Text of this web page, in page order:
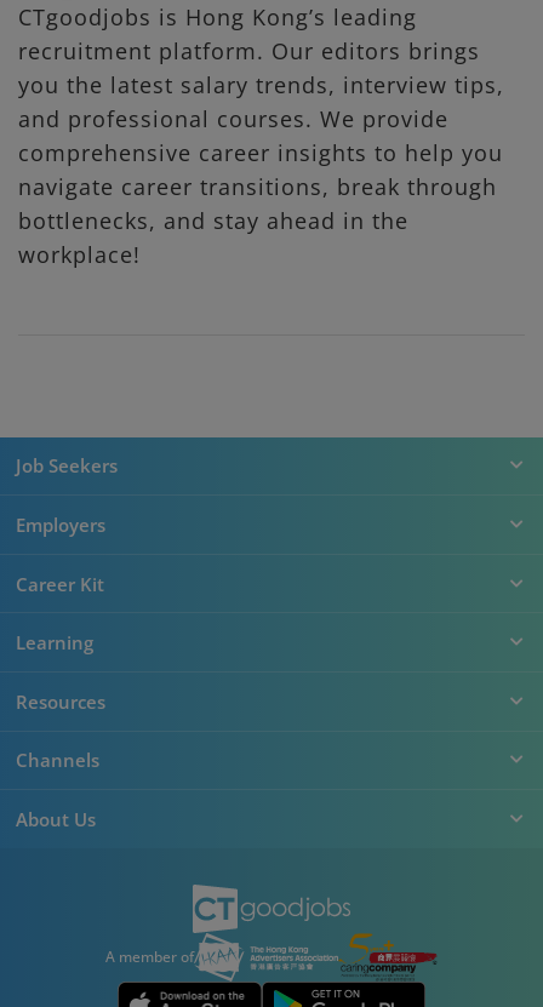
CTgoodjobs is Hong Kong’s leading
recruitment platform. Our editors brings
you the latest salary trends, interview tips,
and professional courses. We provide
comprehensive career insights to help you
navigate career transitions, break through
bottlenecks, and stay ahead in the
workplace!
Job Seekers
Employers
Career Kit
Learning
Resources
Channels
About Us
A member of